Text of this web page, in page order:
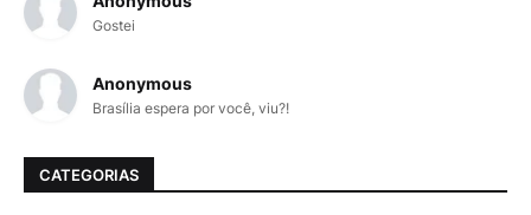
Gostei
Anonymous
Brasília espera por você, viu?!
CATEGORIAS